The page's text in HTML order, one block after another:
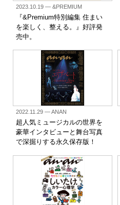
2023.10.19— &PREMIUM
『&Premium特別編集 住まい
を楽しく、整える。』好評発
売中。
2022.11.29— ANAN
超人気ミュージカルの世界を
豪華インタビューと舞台写真
で深掘りする永久保存版！